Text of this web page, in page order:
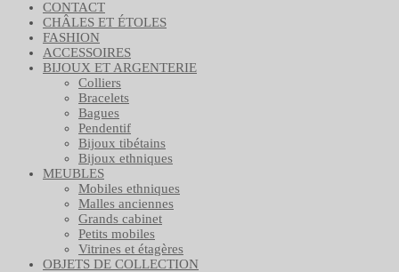
CONTACT
CHÂLES ET ÉTOLES
FASHION
ACCESSOIRES
BIJOUX ET ARGENTERIE
Colliers
Bracelets
Bagues
Pendentif
Bijoux tibétains
Bijoux ethniques
MEUBLES
Mobiles ethniques
Malles anciennes
Grands cabinet
Petits mobiles
Vitrines et étagères
OBJETS DE COLLECTION